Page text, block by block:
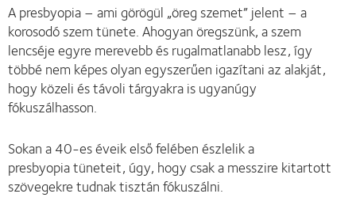
A presbyopia – ami görögül „öreg szemet” jelent – a
korosodó szem tünete. Ahogyan öregszünk, a szem
lencséje egyre merevebb és rugalmatlanabb lesz, így
többé nem képes olyan egyszerűen igazítani az alakját,
hogy közeli és távoli tárgyakra is ugyanúgy
fókuszálhasson.
Sokan a 40-es éveik első felében észlelik a
presbyopia tüneteit, úgy, hogy csak a messzire kitartott
szövegekre tudnak tisztán fókuszálni.